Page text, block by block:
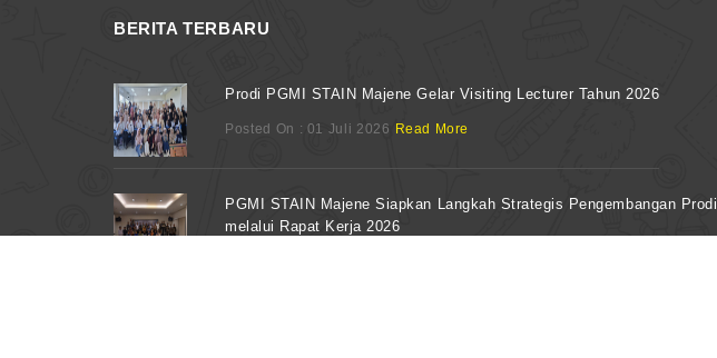
BERITA TERBARU
Prodi PGMI STAIN Majene Gelar Visiting Lecturer Tahun 2026
Posted On : 01 Juli 2026 Read More
PGMI STAIN Majene Siapkan Langkah Strategis Pengembangan Prodi
melalui Rapat Kerja 2026